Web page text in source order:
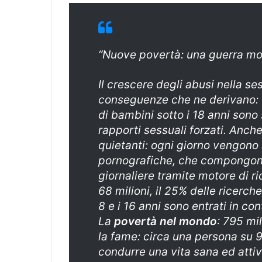
“Nuove povertà: una guerra
Il cresce­re degli abusi nella
conseguenze che ne
di bambini sotto i 18 anni
rapporti sessuali forzati.
quietanti: ogni giorno
pornografiche, che
giornaliere tramite motore di
68 milio­ni, il 25% delle
8 e i 16 anni sono entrati in
La povertà nel mondo: 795
la fame: circa una persona su
condurre una vita sana ed